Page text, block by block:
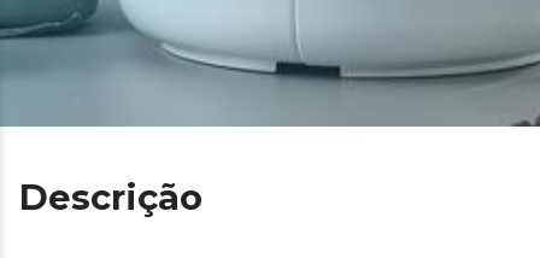
Descrição